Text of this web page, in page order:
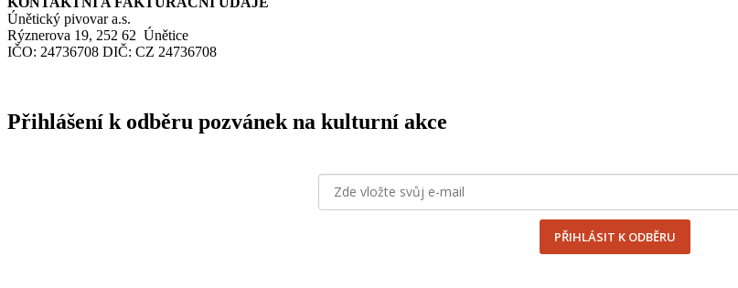
Únětický pivovar a.s.
Rýznerova 19, 252 62 Únětice
IČO: 24736708 DIČ: CZ 24736708
Přihlášení k odběru pozvánek na kulturní akce
PŘIHLÁSIT K ODBĚRU